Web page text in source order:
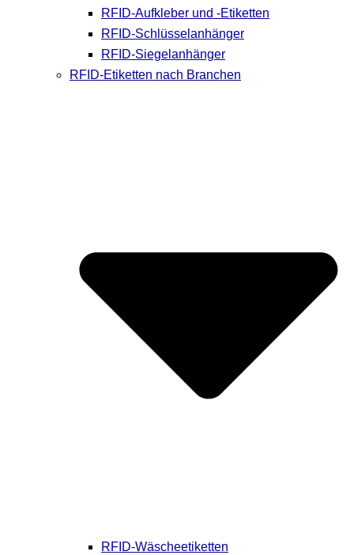
RFID-Aufkleber und -Etiketten
RFID-Schlüsselanhänger
RFID-Siegelanhänger
RFID-Etiketten nach Branchen
RFID-Wäscheetiketten